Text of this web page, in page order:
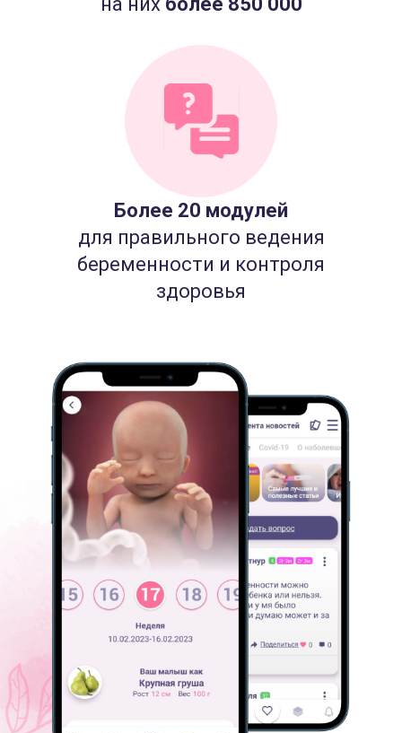
Более 20 модулей
для правильного ведения
беременности и контроля
здоровья